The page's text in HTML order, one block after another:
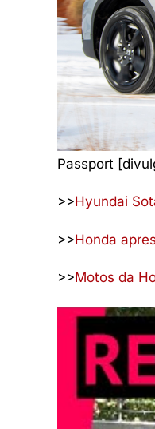
Passport
>>Hyundai
>>Honda
>>Motos da